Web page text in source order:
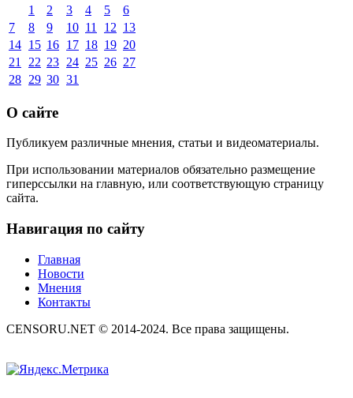
1
2 3 4 5
6
7
8 9 10 11 12 13
14 15 16 17 18 19 20
21
22 23 24 25 26 27
28 29 30 31
О сайте
Публикуем различные мнения, статьи и видеоматериалы.
При использовании материалов обязательно размещение
гиперссылки на главную, или соответствующую страницу
сайта.
Навигация по сайту
Главная
Новости
Мнения
Контакты
CENSORU.NET © 2014-2024. Все права защищены.